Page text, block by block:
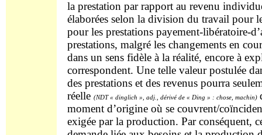
la prestation par rapport au revenu
élaborées selon la division du travail pour
pour les prestations payement-libératoire-
prestations, malgré les changements en
dans un sens fidèle à la réalité, encore à
correspondent. Une telle valeur postulée
des prestations et des revenus pourra
réelle(NDT « dinglich », adj., dérivé de « Ding » : chose, machin)
moment d’origine où se couvrent/
exigée par la production. Par conséquent,